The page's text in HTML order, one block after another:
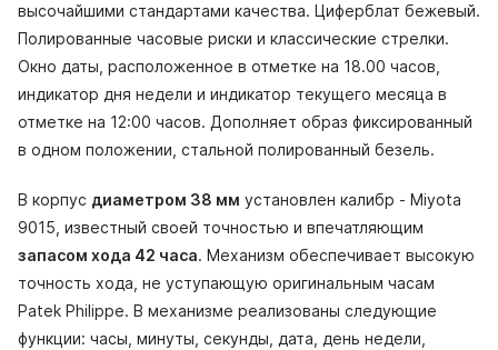
высочайшими стандартами качества. Циферблат бежевый.
Полированные часовые риски и классические стрелки.
Окно даты, расположенное в отметке на 18.00 часов,
индикатор дня недели и индикатор текущего месяца в
отметке на 12:00 часов. Дополняет образ фиксированный
в одном положении, стальной полированный безель.
В корпус диаметром 38 мм установлен калибр - Miyota
9015, известный своей точностью и впечатляющим
запасом хода 42 часа. Механизм обеспечивает высокую
точность хода, не уступающую оригинальным часам
Patek Philippe. В механизме реализованы следующие
функции: часы, минуты, секунды, дата, день недели,